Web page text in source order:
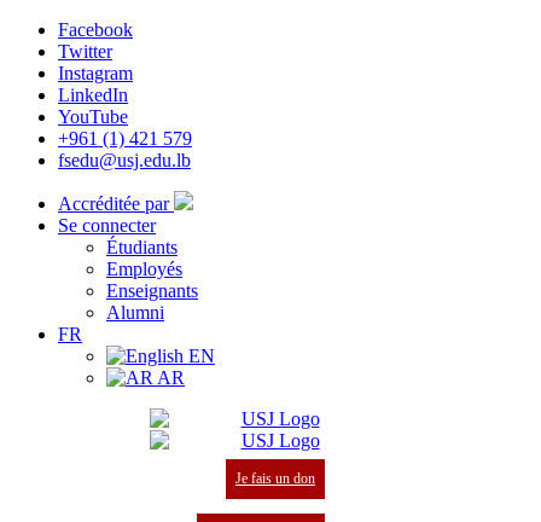
Facebook
Twitter
Instagram
LinkedIn
YouTube
+961 (1) 421 579
fsedu@usj.edu.lb
Accréditée par
Se connecter
Étudiants
Employés
Enseignants
Alumni
FR
EN
AR
Je fais un don